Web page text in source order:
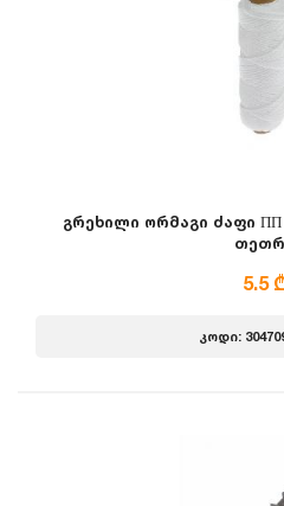
გრეხილი ორმაგი ძაფი ПП
5.5
კოდი: